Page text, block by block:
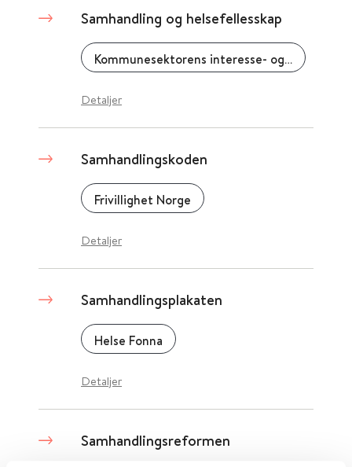
Samhandling og helsefellesskap
Kommunesektorens interesse- og arbeidsgiverorganisasjon (KS)
Detaljer
Samhandlingskoden
Frivillighet Norge
Detaljer
Samhandlingsplakaten
Helse Fonna
Detaljer
Samhandlingsreformen